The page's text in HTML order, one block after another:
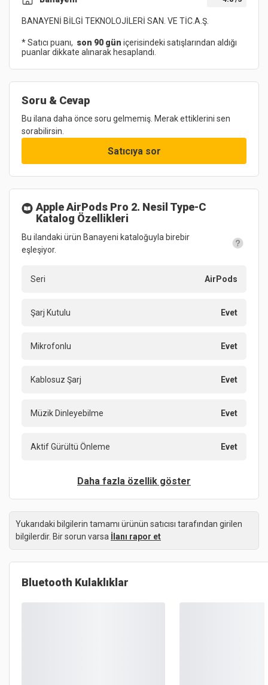
BANAYENİ BİLGİ TEKNOLOJİLERİ SAN. VE TİC.A.Ş.
* Satıcı puanı, son 90 gün içerisindeki satışlarından aldığı
puanlar dikkate alınarak hesaplandı.
Soru & Cevap
Bu ilana daha önce soru gelmemiş. Merak ettiklerini sen
sorabilirsin.
Satıcıya sor
Apple AirPods Pro 2. Nesil Type-C
Katalog Özellikleri
Bu ilandaki ürün Banayeni kataloğuyla birebir
eşleşiyor.
Seri AirPods
Şarj Kutulu Evet
Mikrofonlu Evet
Kablosuz Şarj Evet
Müzik Dinleyebilme Evet
Aktif Gürültü Önleme Evet
Daha fazla özellik göster
Yukarıdaki bilgilerin tamamı ürünün satıcısı tarafından girilen
bilgilerdir. Bir sorun varsa İlanı rapor et
Bluetooth Kulaklıklar